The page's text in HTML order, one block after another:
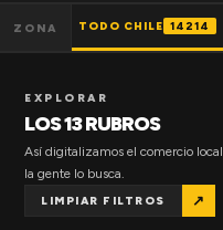
ZONA TODO CHILE 14214
EXPLORAR
LOS 13 RUBROS
Así digitalizamos el comercio
la gente lo busca.
LIMPIAR FILTROS ↗